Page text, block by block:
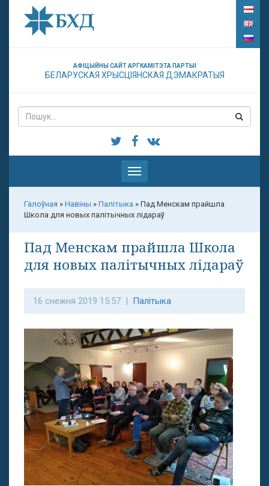
АФІЦЫЙНЫ САЙТ АРГКАМІТЭТА ПАРТЫІ
БЕЛАРУСКАЯ ХРЫСЦІЯНСКАЯ ДЭМАКРАТЫЯ
Паказаць
меню
Галоўная » Навіны » Палітыка » Пад Менскам прайшла
Школа для новых палітычных лідараў
Пад Менскам прайшла Школа
для новых палітычных лідараў
16 снежня 2019 15:57 | Палітыка